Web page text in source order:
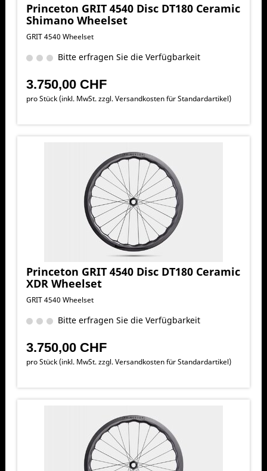
Princeton GRIT 4540 Disc DT180 Ceramic
Shimano Wheelset
GRIT 4540 Wheelset
Bitte erfragen Sie die Verfügbarkeit
3.750,00 CHF
pro Stück (inkl. MwSt. zzgl.Versandkosten für Standardartikel)
Princeton GRIT 4540 Disc DT180 Ceramic
XDR Wheelset
GRIT 4540 Wheelset
Bitte erfragen Sie die Verfügbarkeit
3.750,00 CHF
pro Stück (inkl. MwSt. zzgl.Versandkosten für Standardartikel)